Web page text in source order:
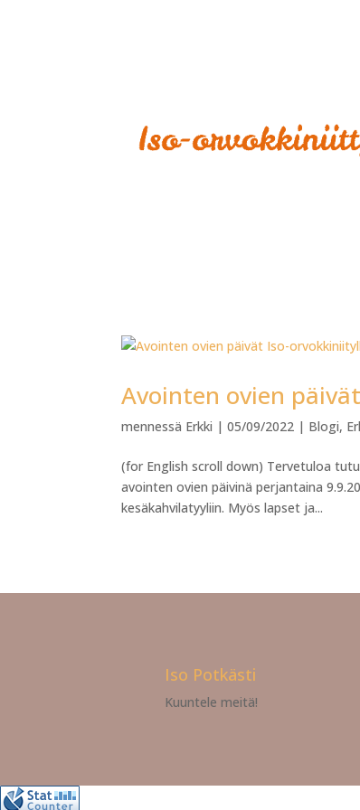
Avointen ovien
mennessä Erkki |05/09/2022 | Blogi,
(for English scroll down) Tervetuloa
avointen ovien päivinä perjantaina
kesäkahvilatyyliin. Myös lapset ja...
Iso Potkästi
Kuuntele meitä!